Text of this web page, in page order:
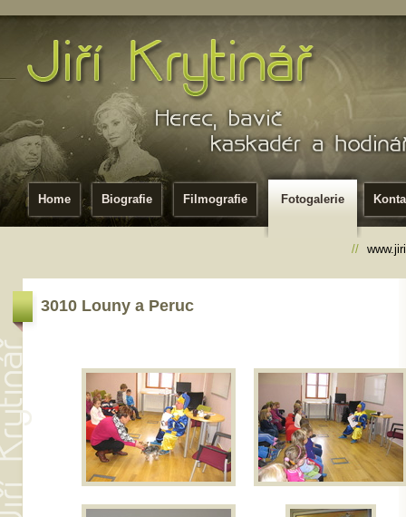
Home Biografie Filmografie Fotogalerie
//
3010 Louny a Peruc